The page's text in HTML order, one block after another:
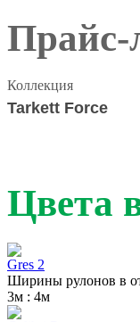
Прайс-
Коллекция
Tarkett Force
Цвета
Gres 2
Ширины рулонов в
3м : 4м